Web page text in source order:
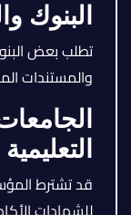
البنوك
تطلب بعض
والمستندات
التعليمية
قد تشترط